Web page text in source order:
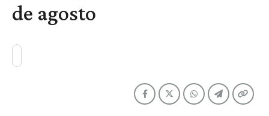
de agosto